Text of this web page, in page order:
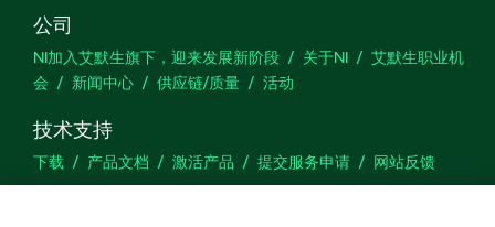
公司
NI加入艾默生旗下，迎来发展新阶段 关于NI
艾默生职业机
会
新闻中心 供应链/质量 活动
技术支持
下载 产品文档 激活产品 提交服务申请 网站反馈